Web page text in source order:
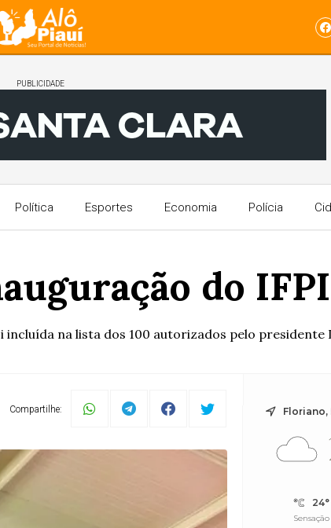
PUBLICIDADE
Política Esportes Economia Polícia
do
na lista dos 100 autorizados pelo presidente
Compartilhe: Floriano,
24°
Sensação